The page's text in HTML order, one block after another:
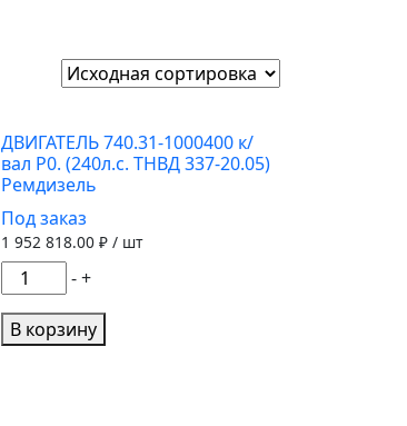
ДВИГАТЕЛЬ 740.31-1000400 к/
вал Р0. (240л.с. ТНВД 337-20.05)
Ремдизель
Под заказ
1 952 818.00₽ / шт
Количество
товара
ДВИГАТЕЛЬ
740.31-
- +
В корзину